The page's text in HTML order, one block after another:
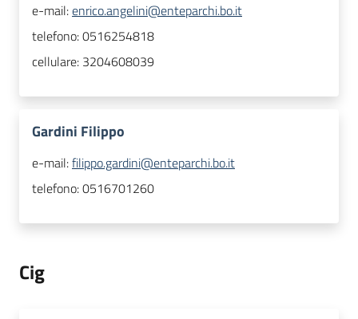
e-mail:enrico.angelini@enteparchi.bo.it
telefono:0516254818
cellulare: 3204608039
Gardini Filippo
e-mail:filippo.gardini@enteparchi.bo.it
telefono:0516701260
Cig